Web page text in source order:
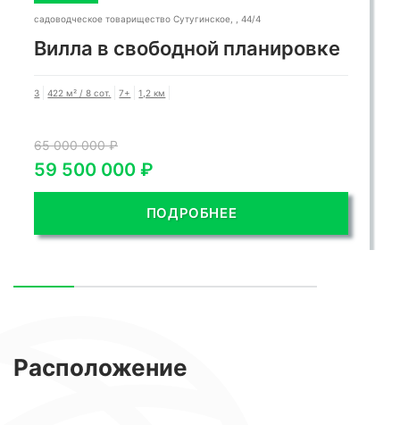
садоводческое товарищество Сутугинское, , 44/4
Вилла в свободной планировке
3 422 м² / 8 сот. 7+ 1,2 км
65 000 000 ₽
59 500 000 ₽
ПОДРОБНЕЕ
Расположение